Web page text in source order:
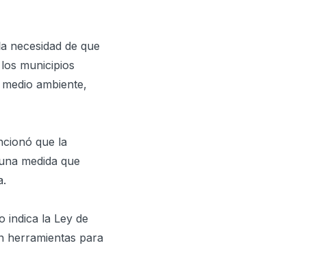
necesidad de que
municipios
ambiente,
que la
medida que
indica la Ley de
herramientas para